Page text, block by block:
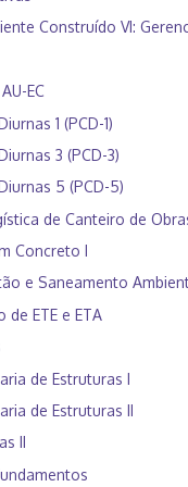
Construído VI:
EC
1 (PCD-1)
3 (PCD-3)
5 (PCD-5)
de Canteiro de
Concreto I
e Saneamento
ETE e ETA
de Estruturas I
de Estruturas II
II